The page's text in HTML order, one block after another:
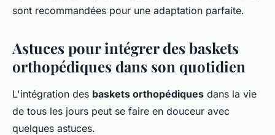
sont recommandées pour une adaptation parfaite.
Astuces pour intégrer des baskets
orthopédiques dans son quotidien
L'intégration des baskets orthopédiques dans la vie
de tous les jours peut se faire en douceur avec
quelques astuces.